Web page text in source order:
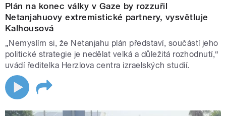
Plán na konec války v Gaze by rozzuřil
Netanjahuovy extremistické partnery, vysvětluje
Kalhousová
„Nemyslím si, že Netanjahu plán představí, součástí jeho
politické strategie je nedělat velká a důležitá rozhodnutí,“
uvádí ředitelka Herzlova centra izraelských studií.